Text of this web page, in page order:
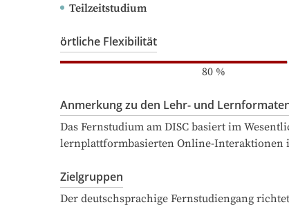
Teilzeitstudium
örtliche Flexibilität
80%
Anmerkung zu den Lehr- und
Das Fernstudium am DISC basiert im
lernplattformbasierten Online-Interaktionen
Zielgruppen
Der deutschsprachige Fernstudiengang